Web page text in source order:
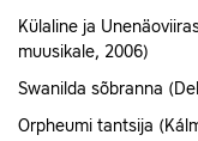
Külaline ja
muusikale, 2006)
Swanilda sõbranna
Orpheumi tantsija